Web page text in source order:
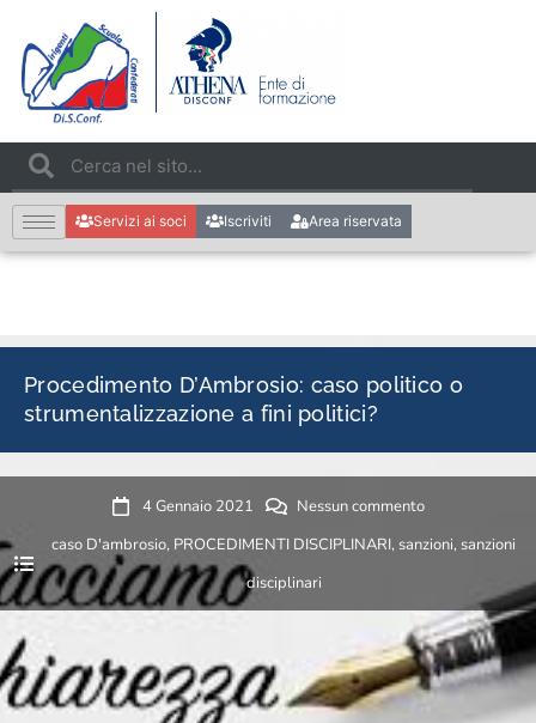
Servizi ai soci Iscriviti Area riservata
Procedimento D’Ambrosio: caso politico o
strumentalizzazione a fini politici?
4 Gennaio 2021
Nessun commento
caso D'ambrosio, PROCEDIMENTI DISCIPLINARI, sanzioni, sanzioni
disciplinari